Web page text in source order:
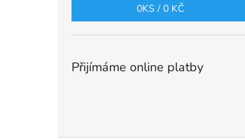
0KS / 0 KČ
Přijímáme online platby